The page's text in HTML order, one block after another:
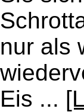
nur als
Eis ...